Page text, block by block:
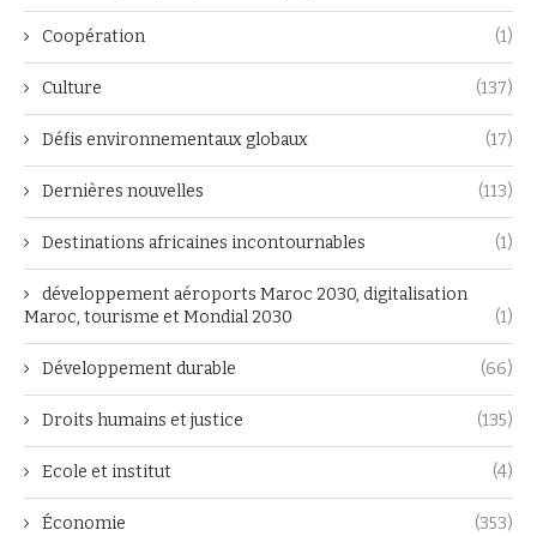
Coopération (1)
Culture (137)
Défis environnementaux globaux (17)
Dernières nouvelles (113)
Destinations africaines incontournables (1)
développement aéroports Maroc 2030, digitalisation
Maroc, tourisme et Mondial 2030
(1)
Développement durable (66)
Droits humains et justice (135)
Ecole et institut (4)
Économie (353)